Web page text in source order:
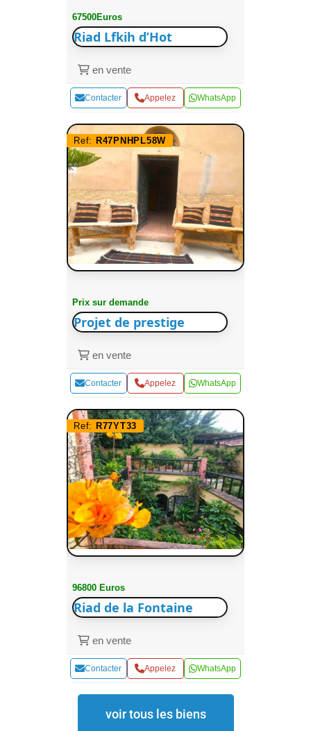
67500Euros
Riad Lfkih d’Hot
en vente
Contacter Appelez WhatsApp
Ref: R47PNHPL58W
Prix sur demande
Projet de prestige
en vente
Contacter Appelez WhatsApp
Ref: R77YT33
96800 Euros
Riad de la Fontaine
en vente
Contacter Appelez WhatsApp
voir tous les biens